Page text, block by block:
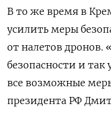
В то же время в
усилить меры
от налетов дронов.
безопасности и
все возможные
президента РФ